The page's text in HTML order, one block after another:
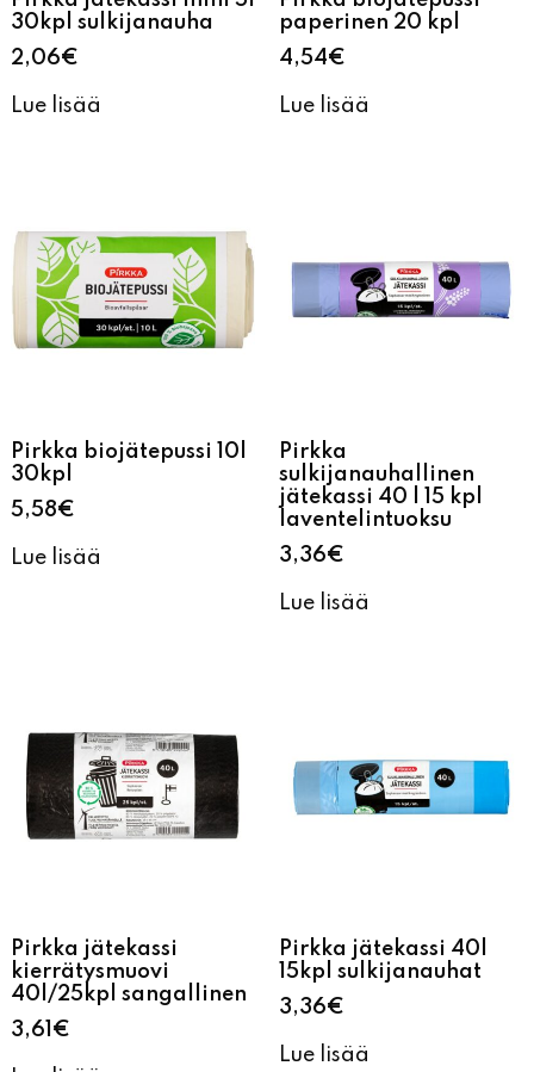
2,06€
Lue lisää
4,54€
Lue lisää
30kpl
5,58€
Lue lisää
sulkijanauhallinen
jätekassi 40 l 15 kpl
laventelintuoksu
3,36€
Lue lisää
kierrätysmuovi
40l/25kpl sangallinen
3,61€
Lue lisää
15kpl sulkijanauhat
3,36
€
Lue lisää